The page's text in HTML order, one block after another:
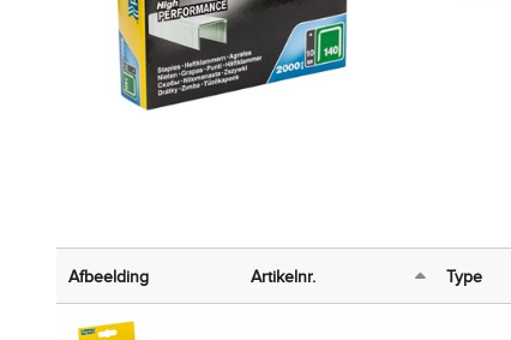
Afbeelding Artikelnr. Type